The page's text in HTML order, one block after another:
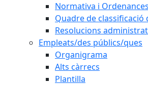
Normativa i Ordenances
Quadre de classificació
Resolucions
Empleats/des públics/ques
Organigrama
Alts càrrecs
Plantilla